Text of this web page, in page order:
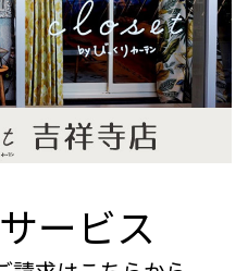
サービス